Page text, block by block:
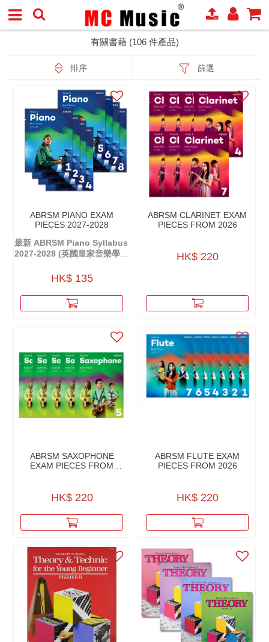
有關書藉 (106 件產品)
排序 篩選
ABRSM PIANO EXAM
PIECES 2027-2028
最新 ABRSM Piano Syllabus
2027-2028 (英國皇家音樂學院
HK$ 135
ABRSM CLARINET EXAM
PIECES FROM 2026
HK$ 220
ABRSM SAXOPHONE
EXAM PIECES FROM
HK$ 220
ABRSM FLUTE EXAM
PIECES FROM 2026
HK$ 220